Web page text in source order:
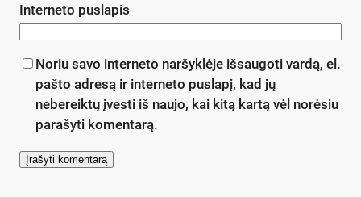
Interneto puslapis
Noriu savo interneto naršyklėje išsaugoti vardą, el.
pašto adresą ir interneto puslapį, kad jų
nebereiktų įvesti iš naujo, kai kitą kartą vėl norėsiu
parašyti komentarą.